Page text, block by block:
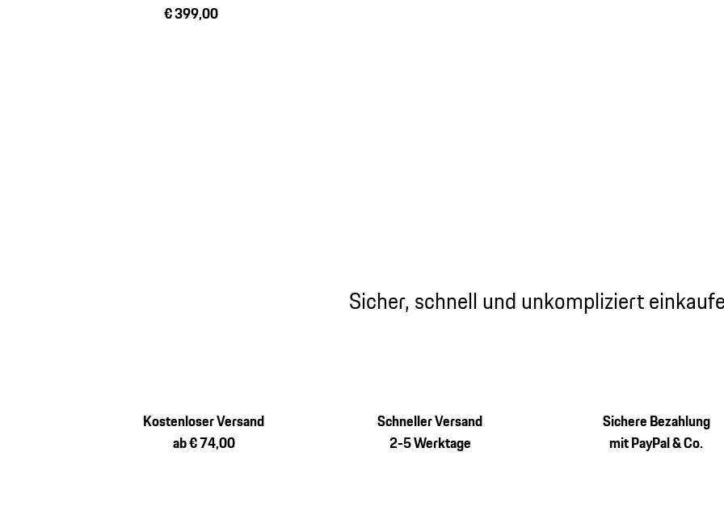
€ 399,00
Sicher, schnell und unkompliziert
Kostenloser Versand
ab € 74,00
Schneller Versand
2-5 Werktage
Sichere Bezahlung
mit PayPal & Co.